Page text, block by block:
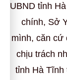
UBND tỉnh
chính, Sở
mình, căn cứ
chịu trách
tỉnh Hà Tĩnh